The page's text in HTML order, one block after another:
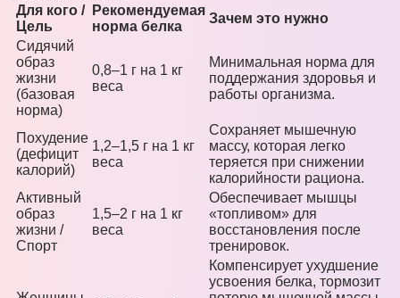
Для кого /
Цель
Рекомендуемая
норма белка
Зачем это нужно
Сидячий
образ
жизни
(базовая
норма)
0,8–1 г на 1 кг
веса
Минимальная норма для
поддержания здоровья и
работы организма.
Похудение
(дефицит
калорий)
1,2–1,5 г на 1 кг
веса
Сохраняет мышечную
массу, которая легко
теряется при снижении
калорийности рациона.
Активный
образ
жизни /
Спорт
1,5–2 г на 1 кг
веса
Обеспечивает мышцы
«топливом» для
восстановления после
тренировок.
Компенсирует ухудшение
усвоения белка, тормозит